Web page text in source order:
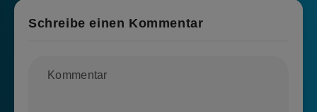
Schreibe einen Kommentar